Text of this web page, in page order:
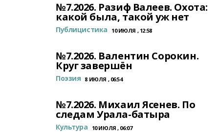
№7.2026. Разиф Валеев. Охота:
какой была, такой уж нет
Публицистика 10 ИЮЛЯ , 12:58
№7.2026. Валентин Сорокин.
Круг завершён
Поэзия 8 ИЮЛЯ , 06:54
№7.2026. Михаил Ясенев. По
следам Урала-батыра
Культура 10 ИЮЛЯ , 06:07